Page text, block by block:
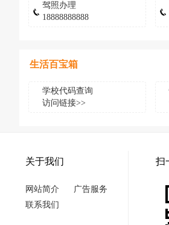
驾照办理
18888888888
生活百宝箱
学校代码查询
访问链接>>
关于我们
网站简介
广告服务
联系我们
扫